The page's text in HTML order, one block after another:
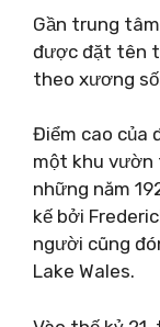
Gần trung
được đặt tên
theo xương
Điểm cao của
một khu
những năm
kế bởi
người cũng
Lake Wales.